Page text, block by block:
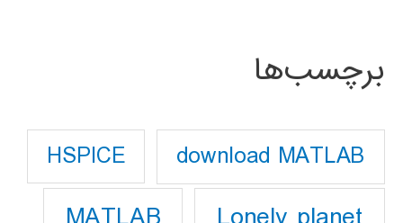
برچسب‌ها
download MATLAB
HSPICE